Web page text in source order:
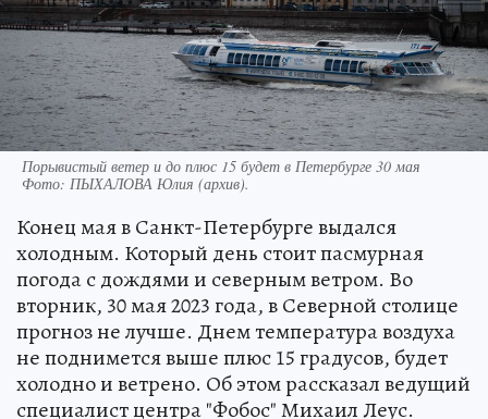
Порывистый ветер и до плюс 15 будет в Петербурге 30 мая
Фото: ПЫХАЛОВА Юлия (архив).
Конец мая в Санкт-Петербурге выдался
холодным. Который день стоит пасмурная
погода с дождями и северным ветром. Во
вторник, 30 мая 2023 года, в Северной столице
прогноз не лучше. Днем температура воздуха
не поднимется выше плюс 15 градусов, будет
холодно и ветрено. Об этом рассказал ведущий
специалист центра "Фобос" Михаил Леус.